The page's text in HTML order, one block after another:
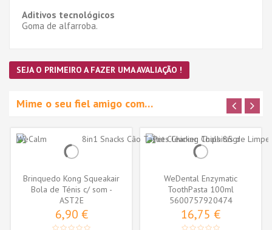
Aditivos tecnológicos
Goma de alfarroba.
SEJA O PRIMEIRO A FAZER UMA AVALIAÇÃO !
Mime o seu fiel amigo com…
Brinquedo Kong Squeakair
Bola de Ténis c/ som -
Medium-...
AST2E
6,90 €
WeDental Enzymatic
ToothPasta 100ml
5600757920474
16,75 €